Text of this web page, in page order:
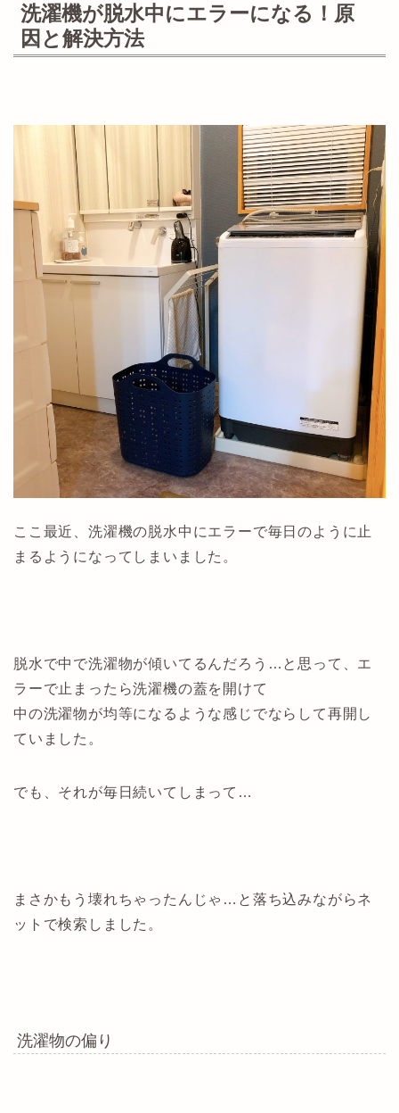
洗濯機が脱水中にエラーになる！原
因と解決方法
ここ最近、洗濯機の脱水中にエラーで毎日のように止
まるようになってしまいました。
脱水で中で洗濯物が傾いてるんだろう…と思って、エ
ラーで止まったら洗濯機の蓋を開けて
中の洗濯物が均等になるような感じでならして再開し
ていました。
でも、それが毎日続いてしまって…
まさかもう壊れちゃったんじゃ…と落ち込みながらネ
ットで検索しました。
洗濯物の偏り